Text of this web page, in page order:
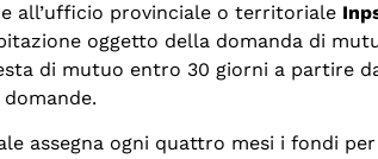
all’ufficio provinciale o territoriale
oggetto della domanda di
di mutuo entro 30 giorni a partire
assegna ogni quattro mesi i fondi